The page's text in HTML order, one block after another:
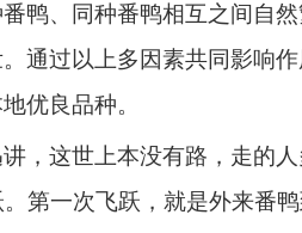
鸭、同种番鸭相互之间自
通过以上多因素共同影响
优良品种。
，这世上本没有路，走的
第一次飞跃，就是外来番